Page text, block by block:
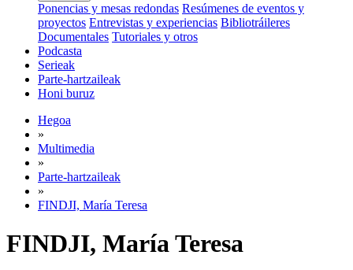
Ponencias y mesas redondas Resúmenes de eventos y
proyectos Entrevistas y experiencias Bibliotráileres
Documentales Tutoriales y otros
Podcasta
Serieak
Parte-hartzaileak
Honi buruz
Hegoa
»
Multimedia
»
Parte-hartzaileak
»
FINDJI, María Teresa
FINDJI, María Teresa